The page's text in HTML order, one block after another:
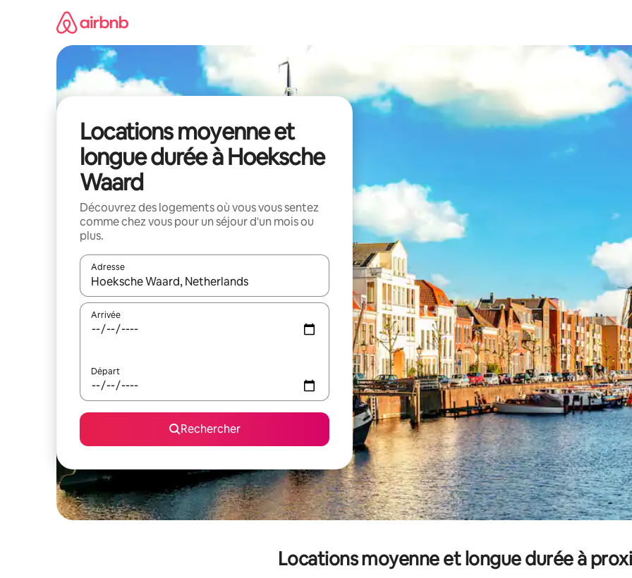
Locations moyenne et
longue durée à Hoeksche
Waard
Découvrez des logements où vous vous sentez
comme chez vous pour un séjour d'un mois ou
plus.
Adresse
Lorsque les résultats s'affichent, utilisez les flèches vers le haut et vers le bas pour les parcourir ou en appuyant et en
Arrivée
Départ
Rechercher
Locations moyenne et longue durée à